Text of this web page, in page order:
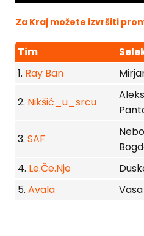
Za Kraj možete izvršiti
Tim
1. Ray Ban
2. Nikšić_u_srcu
3. SAF
4. Le.Če.Nje
5. Avala